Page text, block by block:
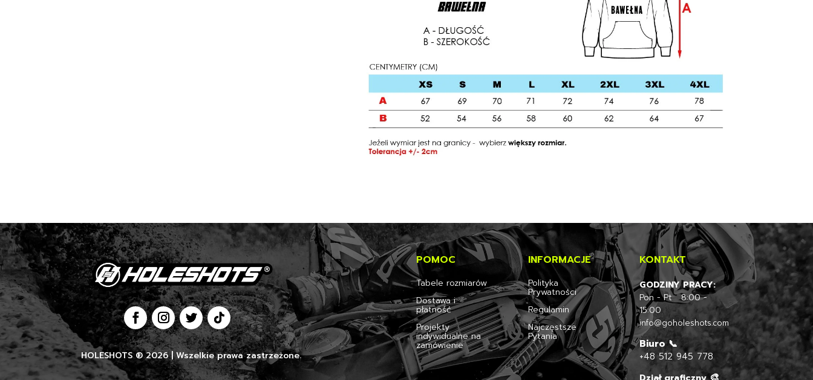
HOLESHOTS ® 2026 | Wszelkie prawa zastrzeżone.
POMOC
Tabele rozmiarów
Dostawa i
płatność
Projekty
indywidualne na
zamówienie
INFORMACJE
Polityka
Prywatności
Regulamin
Najczęstsze
Pytania
KONTAKT
GODZINY PRACY:
Pon - Pt 8:00 -
15:00
info@goholeshots.com
Biuro 📞
+48512 945 778